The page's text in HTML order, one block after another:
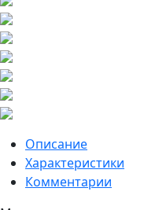
Описание
Характеристики
Комментарии